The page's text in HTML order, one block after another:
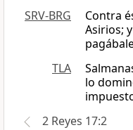
SRV-BRG
Contra
Asirios;
TLA
lo
2 Reyes 17:2